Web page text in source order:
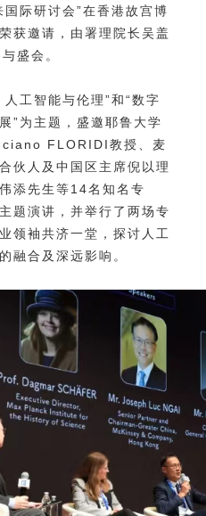
际研讨会”在香港故宫博
获邀请，由署理院长吴盖
盛会。
工智能与伦理”和“数字
”为主题，盛邀耶鲁大学
FLORIDI教授、麦
伙人及中国区主席倪以理
添先生等14名知名专
题演讲，并举行了两场专
领袖共济一堂，探讨人工
融合及深远影响。